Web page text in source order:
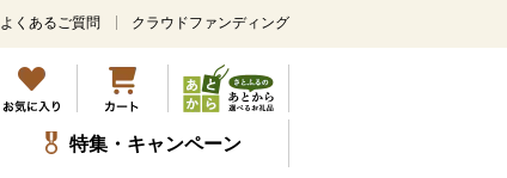
メ
ン
コ
ン
テ
よくあるご質問 クラウドファンディング
特集・キャンペーン